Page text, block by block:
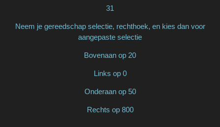
31
Neem je gereedschap selectie, rechthoek, en kies dan voor
aangepaste selectie
Bovenaan op 20
Links op 0
Onderaan op 50
Rechts op 800